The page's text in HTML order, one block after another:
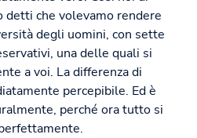
detti che volevamo rendere
degli uomini, con sette
una delle quali si
a voi. La differenza di
percepibile. Ed è
perché ora tutto si